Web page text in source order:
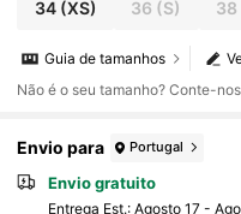
34(XS) 36 (S) 38
Guia de tamanhos
Não é o seu tamanho? Conte-nos
Envio para Portugal
Envio gratuito
Entrega Est.: Agosto 17 -